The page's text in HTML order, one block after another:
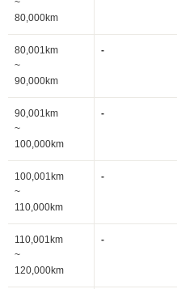
~
80,000km
80,001km
~
90,000km
-
90,001km
~
100,000km
-
100,001km
~
110,000km
-
110,001km
~
120,000km
-